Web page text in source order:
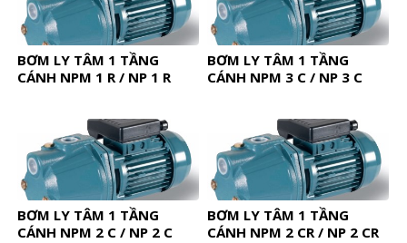
BƠM LY TÂM 1 TẦNG
CÁNH NPM 1 R / NP 1 R
BƠM LY TÂM 1 TẦNG
CÁNH NPM 3 C / NP 3 C
BƠM LY TÂM 1 TẦNG
CÁNH NPM 2 C / NP 2 C
BƠM LY TÂM 1 TẦNG
CÁNH NPM 2 CR / NP 2 CR